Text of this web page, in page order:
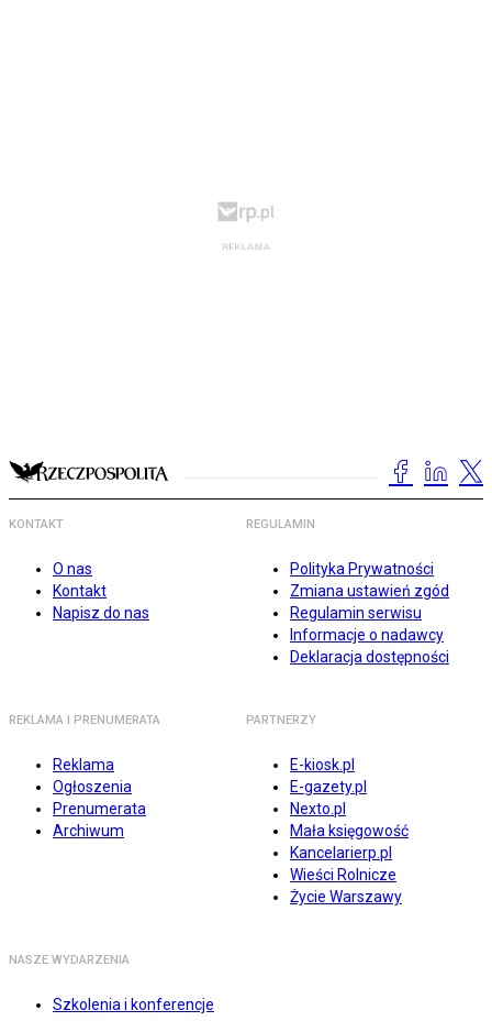
KONTAKT
O nas
Kontakt
Napisz do nas
REGULAMIN
Polityka Prywatności
Zmiana ustawień zgód
Regulamin serwisu
Informacje o nadawcy
Deklaracja dostępności
REKLAMA I PRENUMERATA
Reklama
Ogłoszenia
Prenumerata
Archiwum
PARTNERZY
E-kiosk.pl
E-gazety.pl
Nexto.pl
Mała księgowość
Kancelarierp.pl
Wieści Rolnicze
Życie Warszawy
NASZE WYDARZENIA
Szkolenia i konferencje